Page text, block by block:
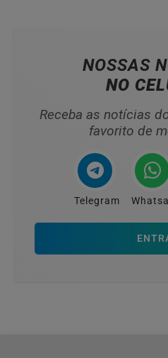
NOSSAS
NO
Receba as notícias
favorito de
Telegram